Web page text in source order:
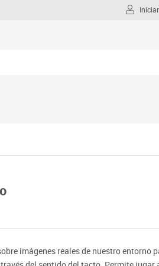
imágenes reales de nuestro entorno